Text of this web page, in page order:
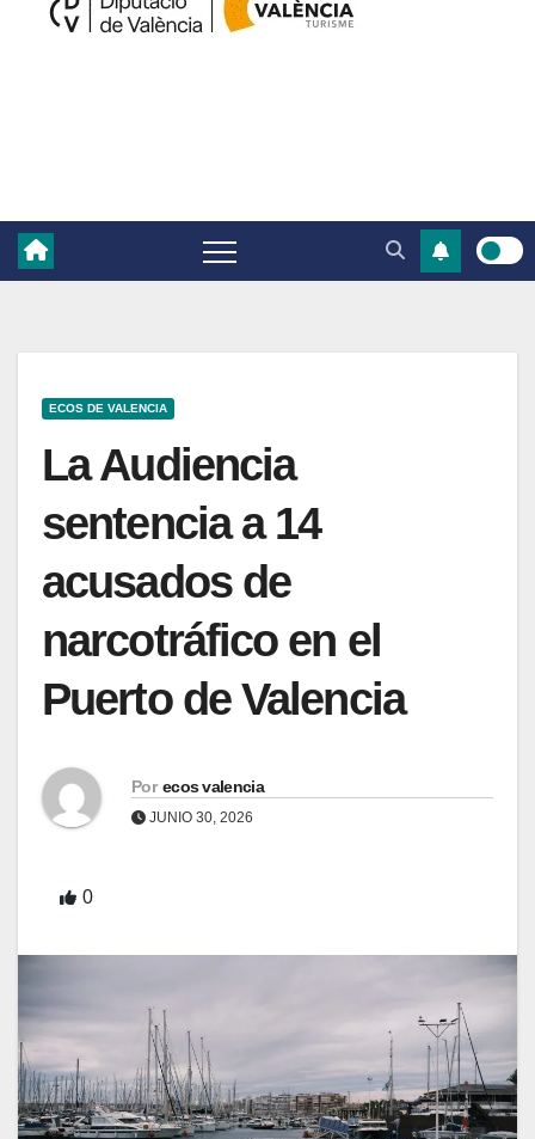
ECOS DE VALENCIA
La Audiencia
sentencia a 14
acusados de
narcotráfico en el
Puerto de Valencia
Por ecos valencia
JUNIO 30, 2026
0